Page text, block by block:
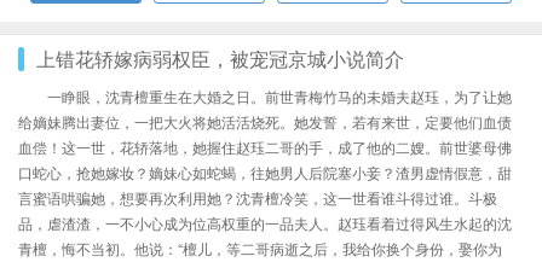
上错花轿嫁病弱权臣，被宠冠京城小说简介
一睁眼，沈青檀重生在大婚之日。前世青梅竹马的未婚夫赵珏，为了让她
给嫡妹腾出妻位，一把大火将她活活烧死。她发誓，若有来世，定要他们血债
血偿！这一世，花轿落地，她握住赵珏二哥的手，成了他的二嫂。前世婆母佛
口蛇心，抢她嫁妆？嫡妹心如蛇蝎，往她男人后院塞小妾？渣男虚情假意，甜
言蜜语哄骗她，想要再次利用她？沈青檀冷笑，这一世看谁斗得过谁。斗极
品，虐渣渣，一不小心成为位高权重的一品夫人。赵珏看着过得风生水起的沈
青檀，悔不当初。他说：“檀儿，等二哥病逝之后，我给你换个身份，娶你为